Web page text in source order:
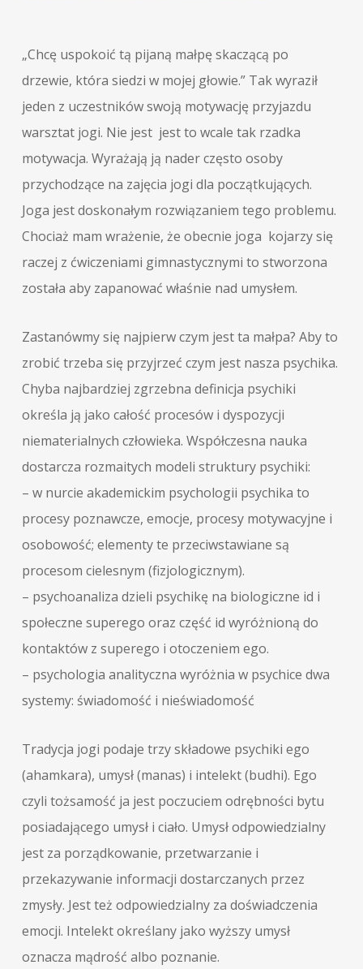
„Chcę uspokoić tą pijaną małpę skaczącą po
drzewie, która siedzi w mojej głowie.” Tak wyraził
jeden z uczestników swoją motywację przyjazdu
warsztat jogi. Nie jest jest to wcale tak rzadka
motywacja. Wyrażają ją nader często osoby
przychodzące na zajęcia jogi dla początkujących.
Joga jest doskonałym rozwiązaniem tego problemu.
Chociaż mam wrażenie, że obecnie joga kojarzy się
raczej z ćwiczeniami gimnastycznymi to stworzona
została aby zapanować właśnie nad umysłem.
Zastanówmy się najpierw czym jest ta małpa? Aby to
zrobić trzeba się przyjrzeć czym jest nasza psychika.
Chyba najbardziej zgrzebna definicja psychiki
określa ją jako całość procesów i dyspozycji
niematerialnych człowieka. Współczesna nauka
dostarcza rozmaitych modeli struktury psychiki:
– w nurcie akademickim psychologii psychika to
procesy poznawcze, emocje, procesy motywacyjne i
osobowość; elementy te przeciwstawiane są
procesom cielesnym (fizjologicznym).
– psychoanaliza dzieli psychikę na biologiczne id i
społeczne superego oraz część id wyróżnioną do
kontaktów z superego i otoczeniem ego.
– psychologia analityczna wyróżnia w psychice dwa
systemy: świadomość i nieświadomość
Tradycja jogi podaje trzy składowe psychiki ego
(ahamkara), umysł (manas) i intelekt (budhi). Ego
czyli tożsamość ja jest poczuciem odrębności bytu
posiadającego umysł i ciało. Umysł odpowiedzialny
jest za porządkowanie, przetwarzanie i
przekazywanie informacji dostarczanych przez
zmysły. Jest też odpowiedzialny za doświadczenia
emocji. Intelekt określany jako wyższy umysł
oznacza mądrość albo poznanie.